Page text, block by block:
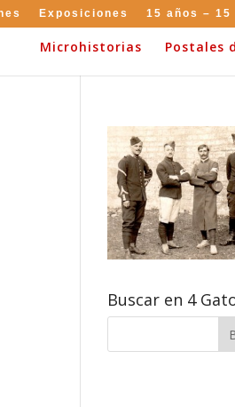
Exposiciones 15 años – 15
Microhistorias Postales
Buscar en 4